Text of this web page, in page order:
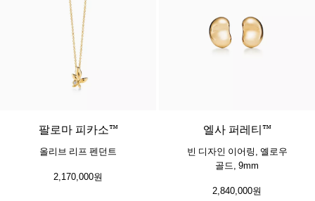
팔로마 피카소™
올리브 리프 펜던트
2,170,000원
엘사 퍼레티™
빈 디자인 이어링, 옐로우
골드, 9mm
2,840,000원